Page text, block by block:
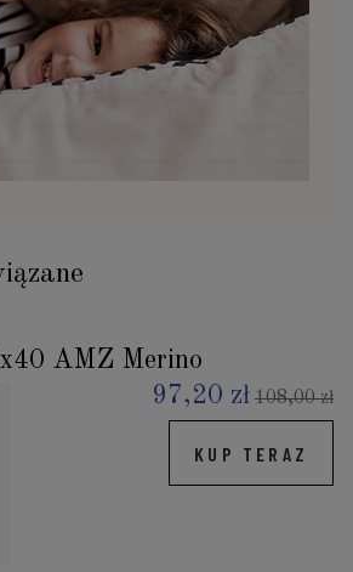
AMZ Merino
97,20 zł 108,00 zł
KUP TERAZ